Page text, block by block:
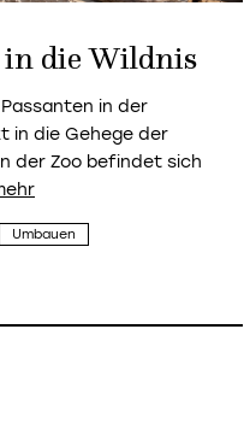
in die Wildnis
in der
in die Gehege der
der Zoo befindet sich
Umbauen